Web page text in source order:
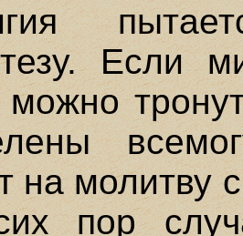
Если
можно
на молитву
пор